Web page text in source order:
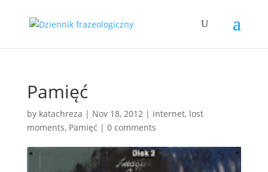
Pamięć
by katachreza | Nov 18, 2012| internet, lost
moments, Pamięć | 0 comments